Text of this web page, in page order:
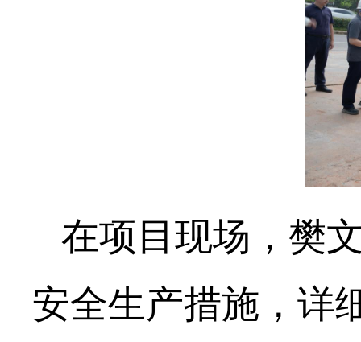
在项目现场，樊
安全生产措施，详